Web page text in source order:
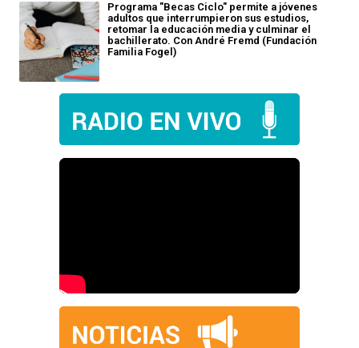
Programa "Becas Ciclo" permite a jóvenes
adultos que interrumpieron sus estudios,
retomar la educación media y culminar el
bachillerato. Con André Fremd (Fundación
Familia Fogel)